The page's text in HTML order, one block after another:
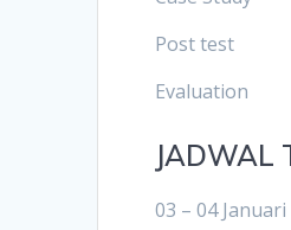
Post test
Evaluation
JADWAL
03 – 04